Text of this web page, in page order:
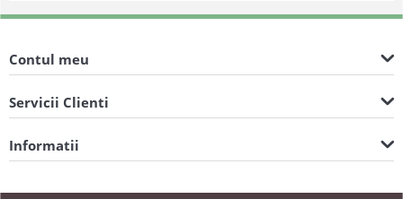
Contul meu
Servicii Clienti
Informatii